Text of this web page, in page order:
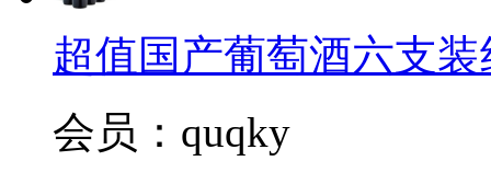
超值国产葡萄酒六支装
会员：quqky